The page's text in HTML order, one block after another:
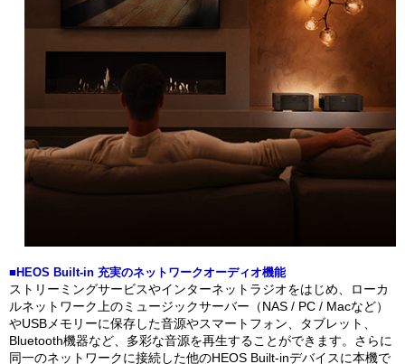
■HEOS Built-in 充実のネットワークオーディオ機能
ストリーミングサービスやインターネットラジオをはじめ、ローカ
ルネットワーク上のミュージックサーバー（NAS / PC / Macなど）
やUSBメモリーに保存した音源やスマートフォン、タブレット、
Bluetooth機器など、多彩な音源を再生することができます。さらに
同一のネットワークに接続した他のHEOS Built-inデバイスに本機で